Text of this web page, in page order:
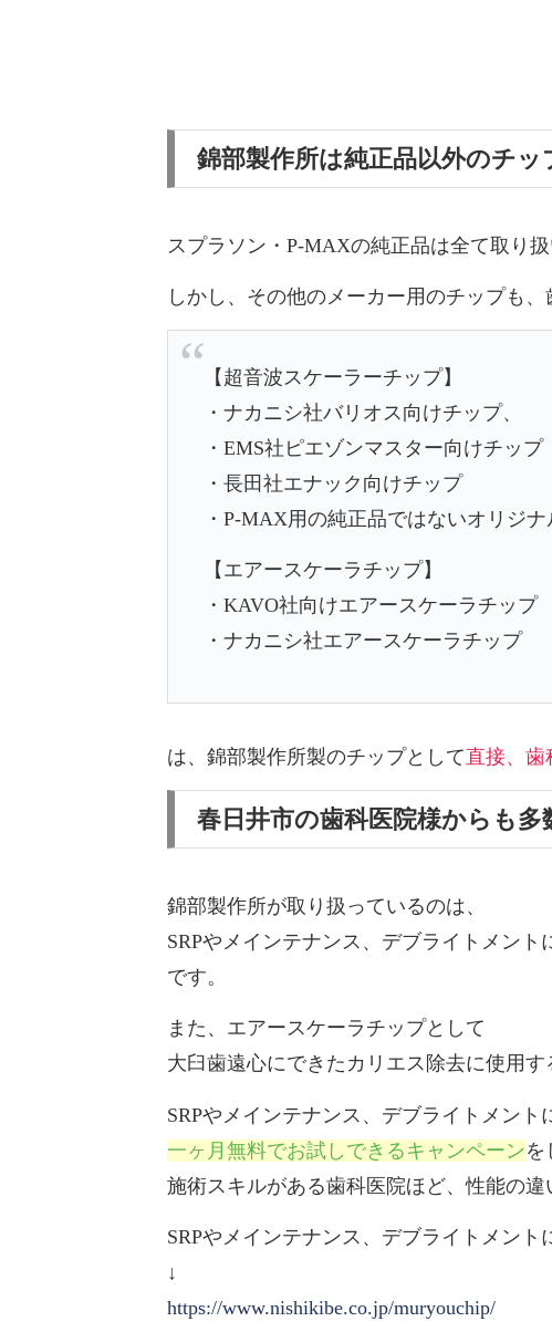
錦部製作所は純正品以外のチ
スプラソン・P-MAXの純正品は全て取り
しかし、その他のメーカー用のチップも
【超音波スケーラーチップ】
・ナカニシ社バリオス向けチップ、
・EMS社ピエゾンマスター向けチップ
・長田社エナック向けチップ
・P-MAX用の純正品ではないオリジ
【エアースケーラチップ】
・KAVO社向けエアースケーラチップ
・ナカニシ社エアースケーラチップ
は、 錦部製作所製のチップとして直接、歯
春日井市の歯科医院様からも
錦部製作所が取り扱っているのは、
SRPやメインテナンス、デブライトメン
です。
また、エアースケーラチップとして
大臼歯遠心にできたカリエス除去に使用す
SRPやメインテナンス、デブライトメン
一ヶ月無料でお試しできるキャンペーンを
施術スキルがある歯科医院ほど、性能の
SRPやメインテナンス、デブライトメン
↓
https://www.nishikibe.co.jp/muryouchip/